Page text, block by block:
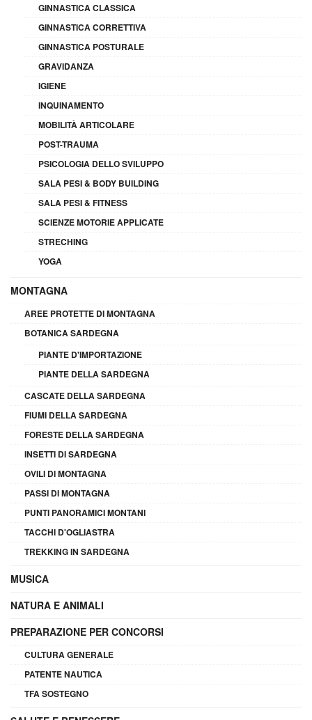
GINNASTICA CLASSICA
GINNASTICA CORRETTIVA
GINNASTICA POSTURALE
GRAVIDANZA
IGIENE
INQUINAMENTO
MOBILITÀ ARTICOLARE
POST-TRAUMA
PSICOLOGIA DELLO SVILUPPO
SALA PESI & BODY BUILDING
SALA PESI & FITNESS
SCIENZE MOTORIE APPLICATE
STRECHING
YOGA
MONTAGNA
AREE PROTETTE DI MONTAGNA
BOTANICA SARDEGNA
PIANTE D'IMPORTAZIONE
PIANTE DELLA SARDEGNA
CASCATE DELLA SARDEGNA
FIUMI DELLA SARDEGNA
FORESTE DELLA SARDEGNA
INSETTI DI SARDEGNA
OVILI DI MONTAGNA
PASSI DI MONTAGNA
PUNTI PANORAMICI MONTANI
TACCHI D'OGLIASTRA
TREKKING IN SARDEGNA
MUSICA
NATURA E ANIMALI
PREPARAZIONE PER CONCORSI
CULTURA GENERALE
PATENTE NAUTICA
TFA SOSTEGNO